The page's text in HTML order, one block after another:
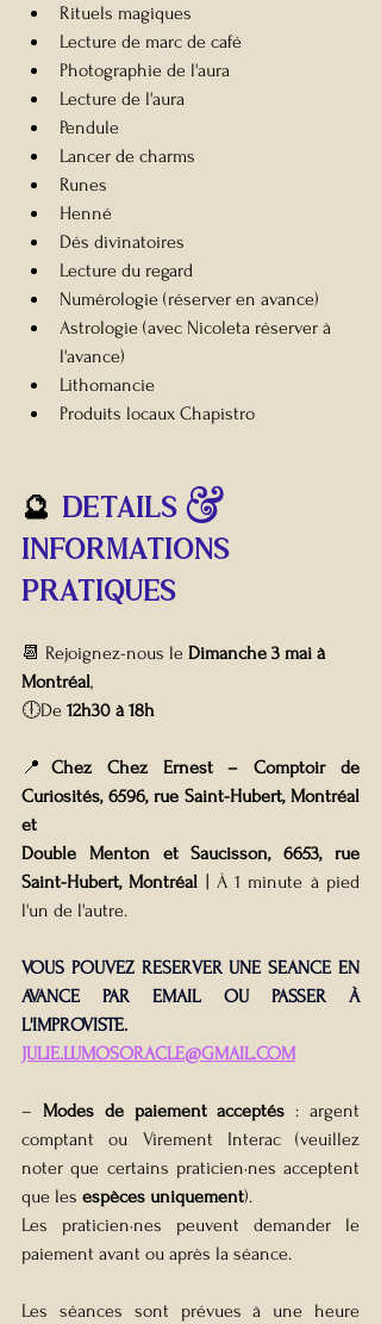
Rituels magiques
Lecture de marc de café
Photographie de l'aura
Lecture de l'aura
Pendule
Lancer de charms
Runes
Henné
Dés divinatoires
Lecture du regard
Numérologie (réserver en avance)
Astrologie (avec Nicoleta réserver à
l'avance)
Lithomancie
Produits locaux Chapistro
🔮 DETAILS &
INFORMATIONs
pratiques
📆 Rejoignez-nous le Dimanche 3 mai à
Montréal,
🕕De 12h30 à 18h
📍 Chez Chez Ernest – Comptoir de
Curiosités, 6596, rue Saint-Hubert, Montréal
et
Double Menton et Saucisson, 6653, rue
Saint-Hubert, Montréal | À 1 minute à pied
l'un de l'autre.
VOUS POUVEZ RESERVER UNE SEANCE EN
AVANCE PAR EMAIL OU PASSER À
L'IMPROVISTE.
JULIE.LUMOSORACLE@GMAIL.COM
– Modes de paiement acceptés : argent
comptant ou Virement Interac (veuillez
noter que certains praticien·nes acceptent
que les espèces uniquement).
Les praticien·nes peuvent demander le
paiement avant ou après la séance.
Les séances sont prévues à une heure